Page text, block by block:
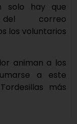
solo hay que
correo
los voluntarios
animan a los
a este
más